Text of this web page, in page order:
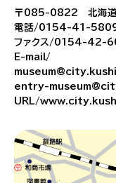
〒085-0822 北海道
電話/0154-41-
ファクス/0154-42-
E-mail/
entry-
URL/